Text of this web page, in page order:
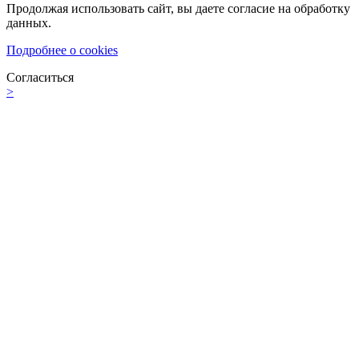
Продолжая использовать сайт, вы даете согласие на обработку
данных.
Подробнее о cookies
Согласиться
>